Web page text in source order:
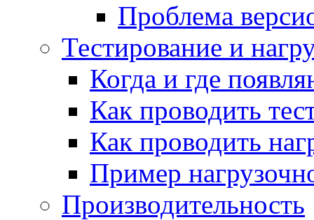
Проблема
Тестирование и
Когда и где
Как проводить
Как проводить
Пример
Производительность